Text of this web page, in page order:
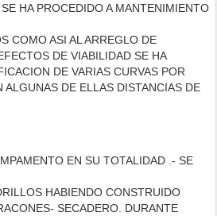
HA PROCEDIDO A MANTENIMIENTO
COMO ASI AL ARREGLO DE
DE VIABILIDAD SE HA
DE VARIAS CURVAS POR
ALGUNAS DE ELLAS DISTANCIAS DE
EN SU TOTALIDAD .- SE
HABIENDO CONSTRUIDO
SECADERO. DURANTE